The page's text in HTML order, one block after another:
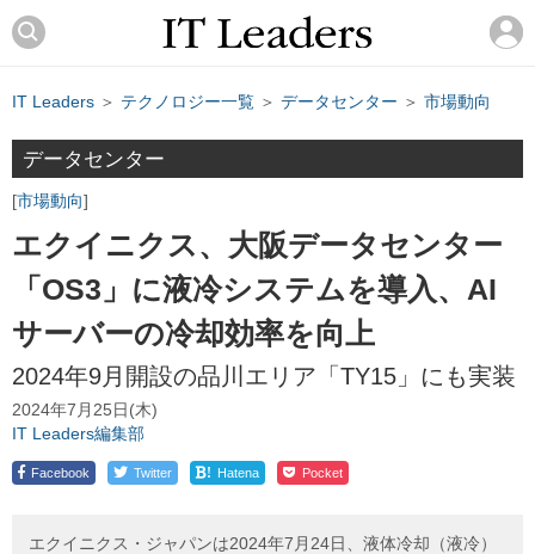
IT Leaders ＞ テクノロジー一覧 ＞ データセンター ＞ 市場動向
データセンター
市場動向
エクイニクス、大阪データセンター
「OS3」に液冷システムを導入、AI
サーバーの冷却効率を向上
2024年9月開設の品川エリア「TY15」にも実装
2024年7月25日(木)
IT Leaders編集部
Facebook Twitter ! Hatena Pocket
エクイニクス・ジャパンは2024年7月24日、液体冷却（液冷）